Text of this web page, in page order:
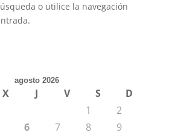
o utilice la navegación
agosto 2026
X J V S
D
1
2
6 7 8
9